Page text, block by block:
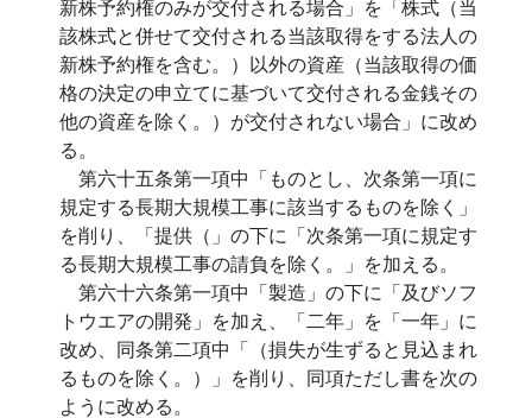
新株予約権のみが交付される場合」を「株式（当
該株式と併せて交付される当該取得をする法人の
新株予約権を含む。）以外の資産（当該取得の価
格の決定の申立てに基づいて交付される金銭その
他の資産を除く。）が交付されない場合」に改め
る。
第六十五条第一項中「ものとし、次条第一項に
規定する長期大規模工事に該当するものを除く」
を削り、「提供（」の下に「次条第一項に規定す
る長期大規模工事の請負を除く。」を加える。
第六十六条第一項中「製造」の下に「及びソフ
トウエアの開発」を加え、「二年」を「一年」に
改め、同条第二項中「（損失が生ずると見込まれ
るものを除く。）」を削り、同項ただし書を次の
ように改める。